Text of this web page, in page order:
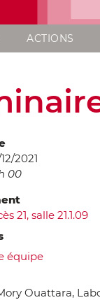
ACTIONS
2021
00
21, salle 21.1.09
équipe
Ouattara,